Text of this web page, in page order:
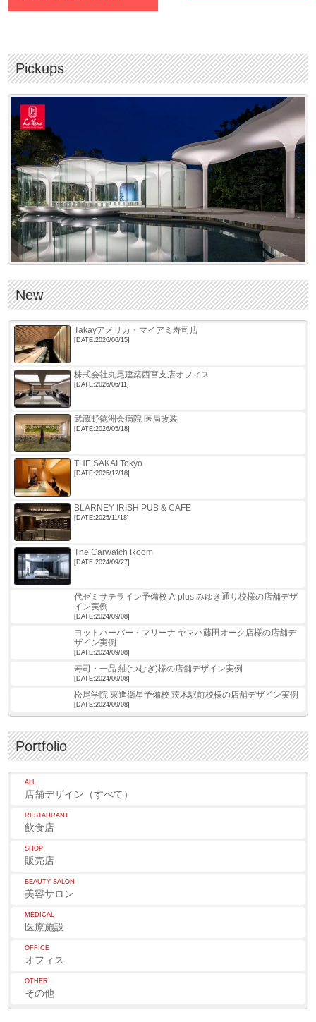
t
v
i
g
a
o
Pickups
New
Takayアメリカ・マイアミ寿司店
[DATE:2026/06/15]
株式会社丸尾建築西宮支店オフィス
[DATE:2026/06/11]
武蔵野徳洲会病院 医局改装
[DATE:2026/05/18]
THE SAKAI Tokyo
[DATE:2025/12/18]
BLARNEY IRISH PUB & CAFE
[DATE:2025/11/18]
The Carwatch Room
[DATE:2024/09/27]
代ゼミサテライン予備校 A-plus みゆき通り校様の店舗デザ
イン実例
[DATE:2024/09/08]
ヨットハーバー・マリーナ ヤマハ藤田オーク店様の店舗デ
ザイン実例
[DATE:2024/09/08]
寿司・一品 紬(つむぎ)様の店舗デザイン実例
[DATE:2024/09/08]
松尾学院 東進衛星予備校 茨木駅前校様の店舗デザイン実例
[DATE:2024/09/08]
Portfolio
ALL
店舗デザイン（すべて）
RESTAURANT
飲食店
SHOP
販売店
BEAUTY SALON
美容サロン
MEDICAL
医療施設
OFFICE
オフィス
OTHER
その他